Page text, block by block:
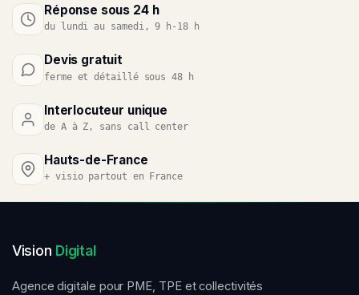
Réponse sous 24 h
du lundi au samedi, 9 h-18 h
Devis gratuit
ferme et détaillé sous 48 h
Interlocuteur unique
de A à Z, sans call center
Hauts-de-France
+ visio partout en France
Vision Digital
Agence digitale pour PME, TPE et collectivités